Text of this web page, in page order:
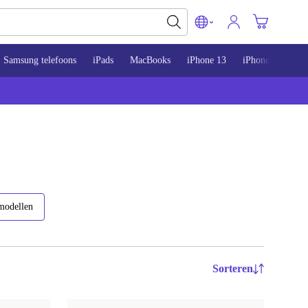
Samsung telefoons iPads MacBooks iPhone 13 iPhone 14
Sorteren